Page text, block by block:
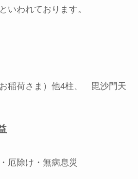
いわれております。
稲荷さま）他4柱、 毘沙門天
厄除け・無病息災